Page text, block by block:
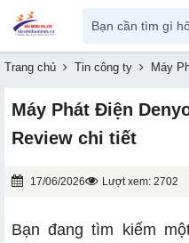
Trang chủ Tin công ty Máy
Máy Phát Điện
Review chi tiết
17/06/2026 Lượt xem: 2702
Bạn đang tìm kiếm